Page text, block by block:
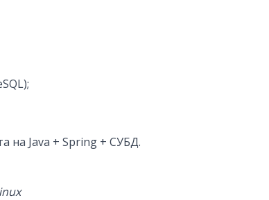
на Java + Spring + СУБД.